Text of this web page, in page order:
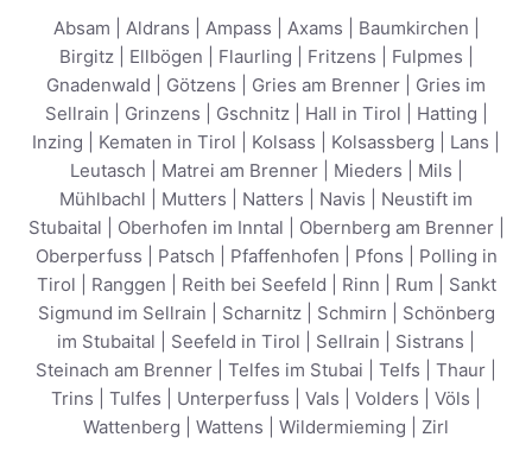
Absam Aldrans Ampass Axams Baumkirchen
Birgitz| Ellbögen Flaurling Fritzens Fulpmes
Gnadenwald
Götzens Gries am Brenner
Gries im
Sellrain
Grinzens Gschnitz| Hall in Tirol Hatting
Inzing
Kematen in Tirol Kolsass Kolsassberg Lans
Leutasch
Matrei am Brenner| Mieders Mils
Mühlbachl
Mutters Natters Navis
Neustift im
Stubaital
Oberhofen im Inntal Obernberg am Brenner|
Oberperfuss
Patsch Pfaffenhofen Pfons
Polling in
Tirol
Ranggen Reith bei Seefeld Rinn Rum
Sankt
Sigmund im Sellrain
Scharnitz| Schmirn
Schönberg
im Stubaital
Seefeld in Tirol Sellrain Sistrans
Steinach am Brenner
Telfes im Stubai Telfs Thaur
Trins
Tulfes Unterperfuss Vals Volders Völs
Wattenberg
Wattens Wildermieming Zirl